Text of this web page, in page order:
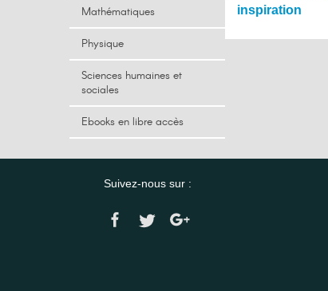
Mathématiques
Physique
Sciences humaines et
sociales
Ebooks en libre accès
inspiration
Suivez-nous sur :